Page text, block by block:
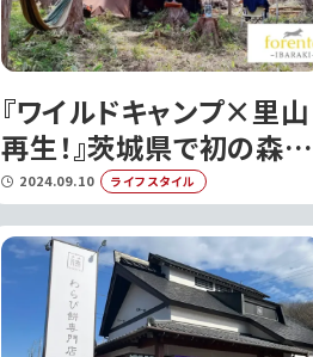
『ワイルドキャンプ×里山
再生！』茨城県で初の森林
レンタル合同内覧会開
催!!
2024.09.10 ライフスタイル